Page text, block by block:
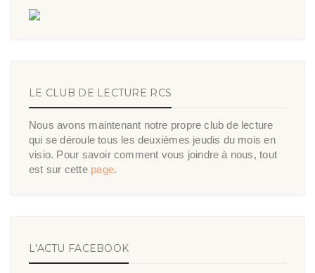
LE CLUB DE LECTURE RCS
Nous avons maintenant notre propre club de lecture
qui se déroule tous les deuxièmes jeudis du mois en
visio. Pour savoir comment vous joindre à nous, tout
est sur cette page.
L'ACTU FACEBOOK